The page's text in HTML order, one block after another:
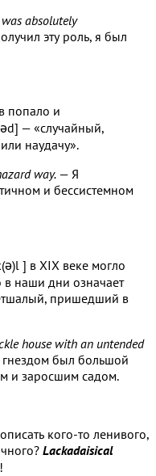
absolutely
эту роль, я был
попало и
— «случайный,
наудачу».
way. — Я
и бессистемном
] в XIX веке могло
в наши дни означает
пришедший в
house with an untended
был большой
и заросшим садом.
кого-то ленивого,
Lackadaisical